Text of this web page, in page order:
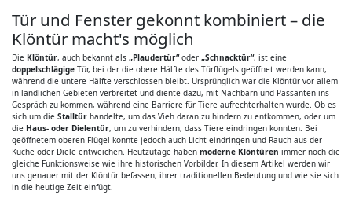
Tür und Fenster gekonnt kombiniert – die
Klöntür macht's möglich
Die Klöntür, auch bekannt als „Plaudertür“oder „Schnacktür“, ist eine
doppelschlägige Tür, bei der die obere Hälfte des Türflügels geöffnet werden kann,
während die untere Hälfte verschlossen bleibt. Ursprünglich war die Klöntür vor allem
in ländlichen Gebieten verbreitet und diente dazu, mit Nachbarn und Passanten ins
Gespräch zu kommen, während eine Barriere für Tiere aufrechterhalten wurde. Ob es
sich um die Stalltür handelte, um das Vieh daran zu hindern zu entkommen, oder um
die Haus- oder Dielentür, um zu verhindern, dass Tiere eindringen konnten. Bei
geöffnetem oberen Flügel konnte jedoch auch Licht eindringen und Rauch aus der
Küche oder Diele entweichen. Heutzutage haben moderne Klöntüren immer noch die
gleiche Funktionsweise wie ihre historischen Vorbilder. In diesem Artikel werden wir
uns genauer mit der Klöntür befassen, ihrer traditionellen Bedeutung und wie sie sich
in die heutige Zeit einfügt.